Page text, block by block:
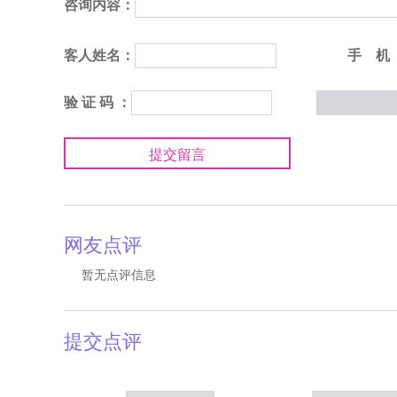
咨询内容：
客人姓名： 手 机
验 证 码 ：
提交留言
网友点评
暂无点评信息
提交点评